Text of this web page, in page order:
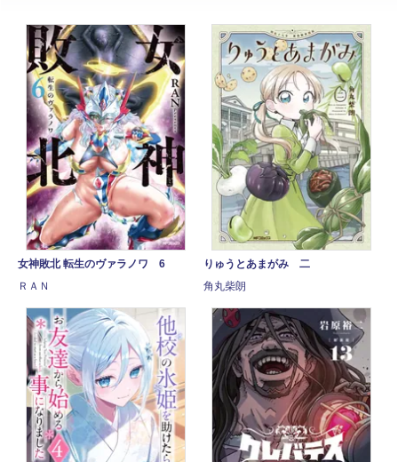
女神敗北 転生のヴァラノワ 6
ＲＡＮ
りゅうとあまがみ 二
角丸柴朗